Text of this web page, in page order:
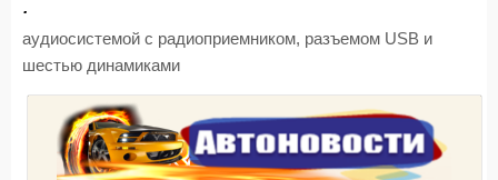
·
аудиосистемой с радиоприемником, разъемом USB и
шестью динамиками